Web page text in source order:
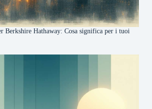
Berkshire Hathaway: Cosa significa per i tuoi